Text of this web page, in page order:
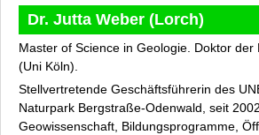
Impressionen
Route
Programm
Experten
Ruth Fühner
Dr. Jutta Weber (Lorch)
Master of Science in Geologie. Doktor der
(Uni Köln).
Stellvertretende Geschäftsführerin des
Naturpark Bergstraße-Odenwald, seit
Geowissenschaft, Bildungsprogramme,